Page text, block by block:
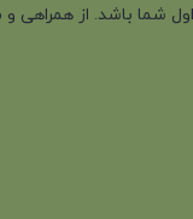
شما باشد. از همراهی و